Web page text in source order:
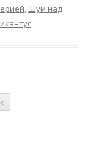
, Шум над
.